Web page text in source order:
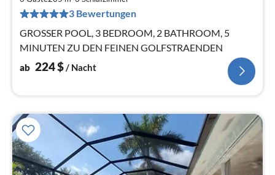
3 Bewertungen
GROSSER POOL, 3 BEDROOM, 2 BATHROOM, 5
MINUTEN ZU DEN FEINEN GOLFSTRAENDEN
ab 224$/ Nacht